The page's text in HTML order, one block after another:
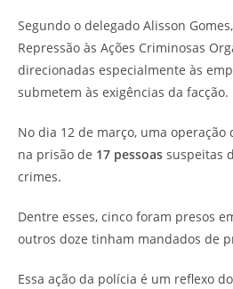
Segundo o delegado Alisson
Repressão às Ações Criminosas
direcionadas especialmente às
submetem às exigências da facção.
No dia 12 de março, uma operação
na prisão de 17 pessoas suspeitas
crimes.
Dentre esses, cinco foram presos
outros doze tinham mandados de
Essa ação da polícia é um reflexo